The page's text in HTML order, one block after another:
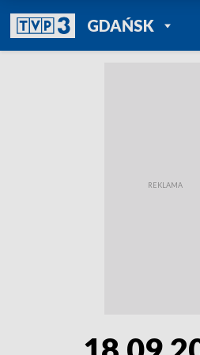
GDAŃSKPOWRÓT DO
TVP REGIONY